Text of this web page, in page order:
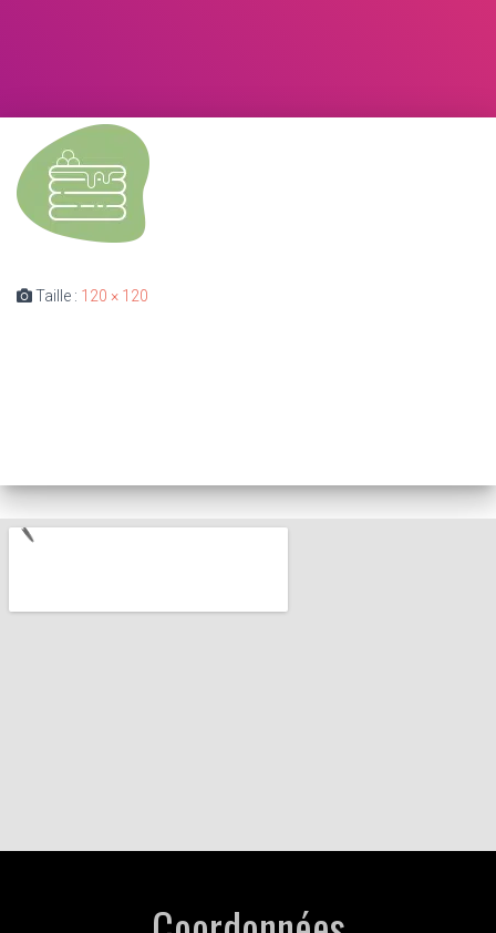
Taille : 120 × 120